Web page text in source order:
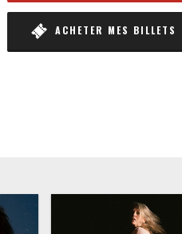
ACHETER MES BILLETS